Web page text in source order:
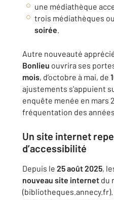
une médiathèque
trois médiathèques
soirée.
Autre nouveauté
Bonlieu ouvrira ses
mois, d’octobre à mai, de
ajustements s’appuient
enquête menée en mars
fréquentation des
Un site internet
d’accessibilité
Depuis le 25 août 2025,
nouveau site internet du